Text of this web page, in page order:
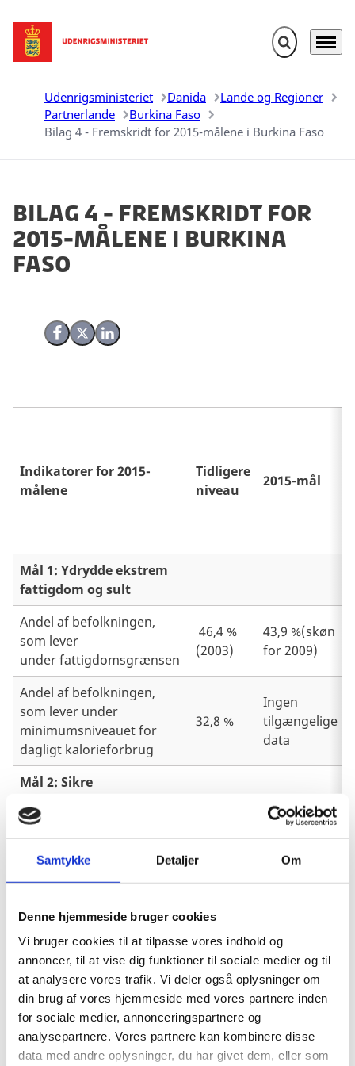
Samtykke Detaljer Om
Denne hjemmeside bruger cookies
Vi bruger cookies til at tilpasse vores indhold og
annoncer, til at vise dig funktioner til sociale medier og til
at analysere vores trafik. Vi deler også oplysninger om
din brug af vores hjemmeside med vores partnere inden
for sociale medier, annonceringspartnere og
analysepartnere. Vores partnere kan kombinere disse
data med andre oplysninger, du har givet dem, eller som
Gå til forsiden Fold søgefelt
Menu
Udenrigsministeriet Danida
Lande og Regioner
Partnerlande
Burkina Faso
Bilag 4 - Fremskridt for 2015-målene i Burkina Faso
Bilag 4 - Fremskridt for
2015-målene i Burkina
Faso
Del på Facebook
Del på X (Twitter)
Del på LinkedIn
Indikatorer for 2015-
målene
Tidligere
niveau
2015-mål
Mål 1: Ydrydde ekstrem
fattigdom og sult
Andel af befolkningen,
som lever
under fattigdomsgrænsen
46,4 %
(2003)
43,9 %(skøn
for 2009)
Andel af befolkningen,
som lever under
minimumsniveauet for
dagligt kalorieforbrug
32,8 %
Ingen
tilgængelige
data
Mål 2: Sikre
for alle
Indskrivningsrate i
grundskolen
79 % (2011)
fuldfører
grundskoleuddannelse
27 %
(2000)
Alfabetiseringsgrad for 15-
24 årige kvinder og mænd
29 %
(UNDP-
skøn for
2000)
39,3(2007)